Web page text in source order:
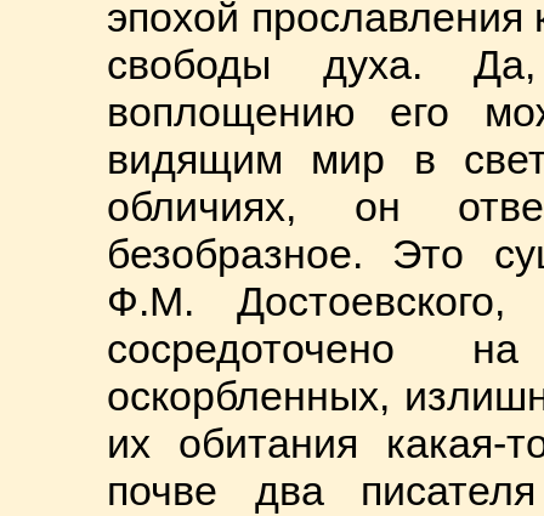
эпохой прославления
свободы духа.
воплощению его
видящим мир в
обличиях, он
безобразное. Это
Ф.М.
сосредоточено
оскорбленных,
их обитания
почве два